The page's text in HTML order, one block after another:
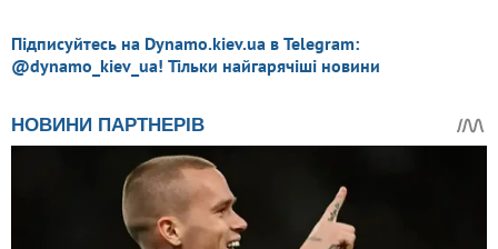
Підписуйтесь на Dynamo.kiev.ua в Telegram:
@dynamo_kiev_ua! Тільки найгарячіші новини